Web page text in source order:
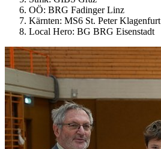
OÖ: BRG Fadinger Linz
Kärnten: MS6 St. Peter Klagenfurt
Local Hero: BG BRG Eisenstadt